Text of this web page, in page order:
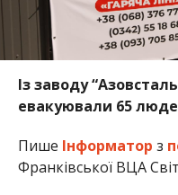
Із заводу
евакуювали 65
Пише Інформатор з
Франківської ВЦА